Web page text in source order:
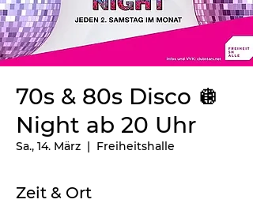
70s & 80s Disco 🪩
Night ab 20 Uhr
Sa., 14. März
  |
Freiheitshalle
Zeit & Ort